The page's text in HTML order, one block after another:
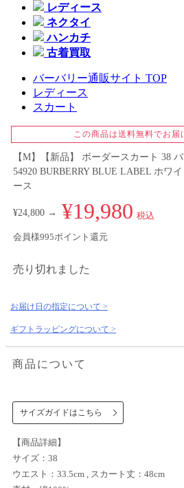
レディース
ネクタイ
ハンカチ
古着買取
バーバリー通販サイト TOP
レディース
スカート
この商品は送料無料でお届
【M】【新品】 ボーダースカート 38
54920 BURBERRY BLUE LABEL ホワ
ース
¥24,800 → ¥19,980 税込
会員様995ポイント還元
売り切れました
お届け日の指定について >
ギフトラッピングについて >
商品について
サイズガイドはこちら
【商品詳細】
サイズ：38
ウエスト：33.5cm , スカート丈：48cm